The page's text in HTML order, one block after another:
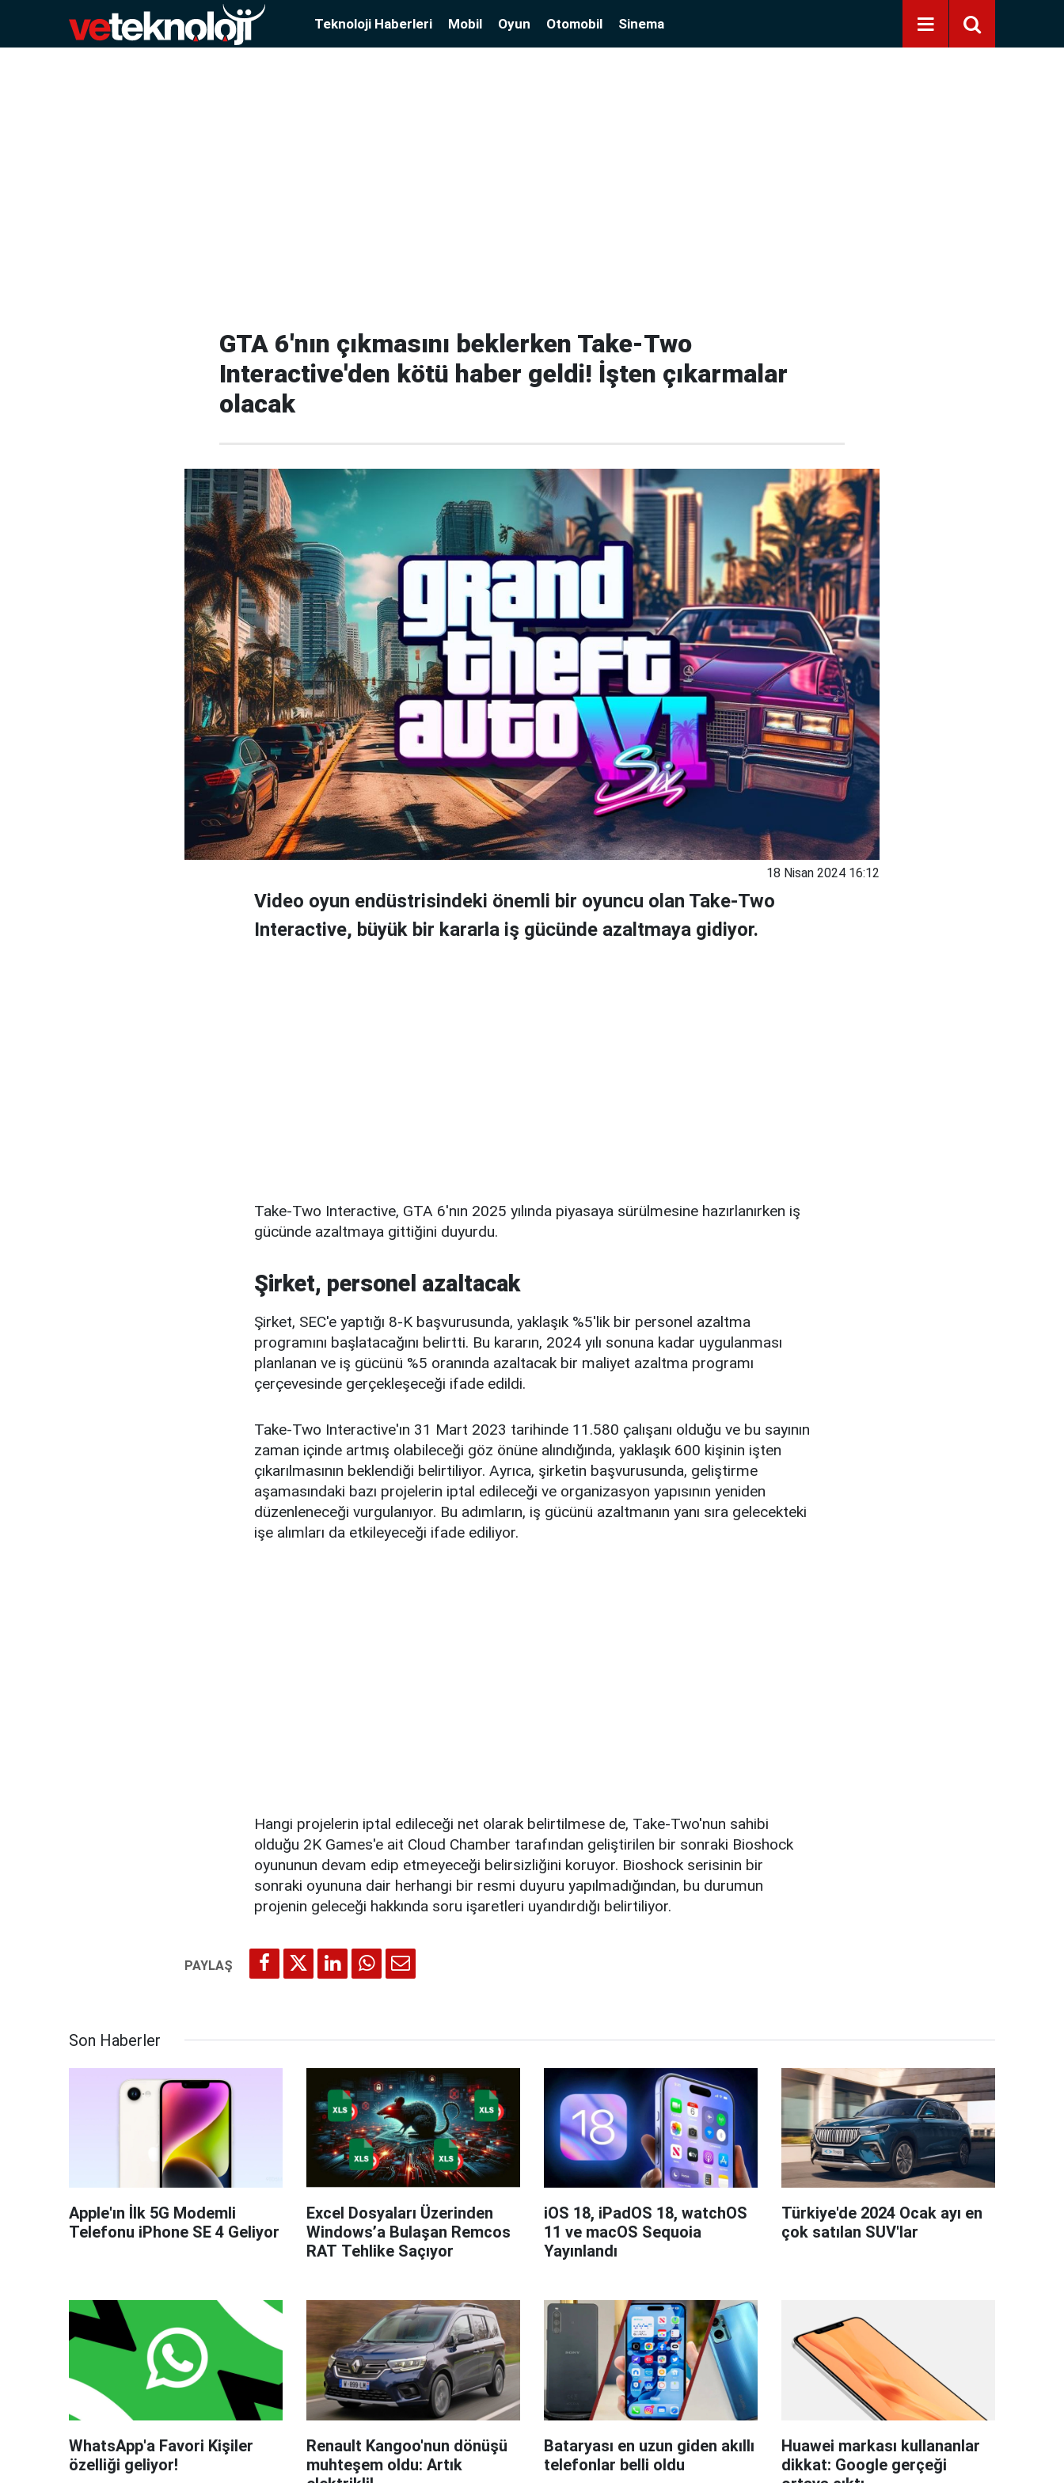
Teknoloji Haberleri Mobil Oyun Otomobil Sinema
GTA 6'nın çıkmasını beklerken Take-Two
Interactive'den kötü haber geldi! İşten çıkarmalar
olacak
18 Nisan 2024 16:12
Video oyun endüstrisindeki önemli bir oyuncu olan Take-Two
Interactive, büyük bir kararla iş gücünde azaltmaya gidiyor.
Take-Two Interactive, GTA 6'nın 2025 yılında piyasaya sürülmesine hazırlanırken iş
gücünde azaltmaya gittiğini duyurdu.
Şirket, personel azaltacak
Şirket, SEC'e yaptığı 8-K başvurusunda, yaklaşık %5'lik bir personel azaltma
programını başlatacağını belirtti. Bu kararın, 2024 yılı sonuna kadar uygulanması
planlanan ve iş gücünü %5 oranında azaltacak bir maliyet azaltma programı
çerçevesinde gerçekleşeceği ifade edildi.
Take-Two Interactive'ın 31 Mart 2023 tarihinde 11.580 çalışanı olduğu ve bu sayının
zaman içinde artmış olabileceği göz önüne alındığında, yaklaşık 600 kişinin işten
çıkarılmasının beklendiği belirtiliyor. Ayrıca, şirketin başvurusunda, geliştirme
aşamasındaki bazı projelerin iptal edileceği ve organizasyon yapısının yeniden
düzenleneceği vurgulanıyor. Bu adımların, iş gücünü azaltmanın yanı sıra gelecekteki
işe alımları da etkileyeceği ifade ediliyor.
Hangi projelerin iptal edileceği net olarak belirtilmese de, Take-Two'nun sahibi
olduğu 2K Games'e ait Cloud Chamber tarafından geliştirilen bir sonraki Bioshock
oyununun devam edip etmeyeceği belirsizliğini koruyor. Bioshock serisinin bir
sonraki oyununa dair herhangi bir resmi duyuru yapılmadığından, bu durumun
projenin geleceği hakkında soru işaretleri uyandırdığı belirtiliyor.
Son Haberler
Apple'ın İlk 5G Modemli
Telefonu iPhone SE 4 Geliyor
Excel Dosyaları Üzerinden
Windows’a Bulaşan Remcos
RAT Tehlike Saçıyor
iOS 18, iPadOS 18, watchOS
11 ve macOS Sequoia
Yayınlandı
Türkiye'de 2024 Ocak ayı en
çok satılan SUV'lar
WhatsApp'a Favori Kişiler
özelliği geliyor!
Renault Kangoo'nun dönüşü
muhteşem oldu: Artık
Bataryası en uzun giden akıllı
telefonlar belli oldu
Huawei markası kullananlar
dikkat: Google gerçeği